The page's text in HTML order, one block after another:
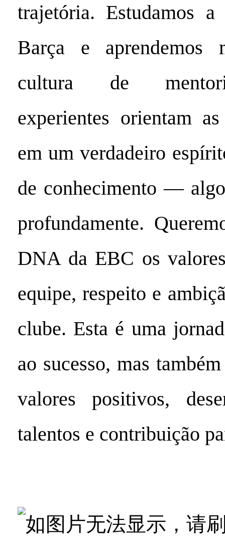
trajetória. Estudamos
Barça e aprendemos
cultura de
experientes orientam
em um verdadeiro
de conhecimento —
profundamente.
DNA da EBC os
equipe, respeito e
clube. Esta é uma
ao sucesso, mas
valores positivos,
talentos e contribuição